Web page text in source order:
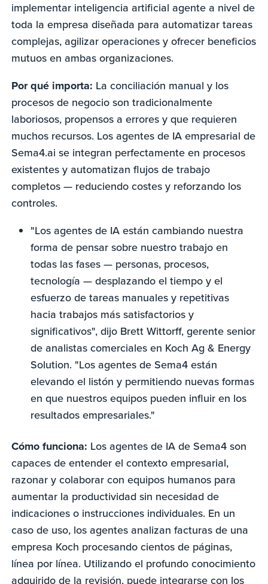
implementar inteligencia artificial agente a nivel de
toda la empresa diseñada para automatizar tareas
complejas, agilizar operaciones y ofrecer beneficios
mutuos en ambas organizaciones.
Por qué importa: La conciliación manual y los
procesos de negocio son tradicionalmente
laboriosos, propensos a errores y que requieren
muchos recursos. Los agentes de IA empresarial de
Sema4.ai se integran perfectamente en procesos
existentes y automatizan flujos de trabajo
completos — reduciendo costes y reforzando los
controles.
"Los agentes de IA están cambiando nuestra
forma de pensar sobre nuestro trabajo en
todas las fases — personas, procesos,
tecnología — desplazando el tiempo y el
esfuerzo de tareas manuales y repetitivas
hacia trabajos más satisfactorios y
significativos", dijo Brett Wittorff, gerente senior
de analistas comerciales en Koch Ag & Energy
Solution. "Los agentes de Sema4 están
elevando el listón y permitiendo nuevas formas
en que nuestros equipos pueden influir en los
resultados empresariales."
Cómo funciona: Los agentes de IA de Sema4 son
capaces de entender el contexto empresarial,
razonar y colaborar con equipos humanos para
aumentar la productividad sin necesidad de
indicaciones o instrucciones individuales. En un
caso de uso, los agentes analizan facturas de una
empresa Koch procesando cientos de páginas,
línea por línea. Utilizando el profundo conocimiento
adquirido de la revisión, puede integrarse con los